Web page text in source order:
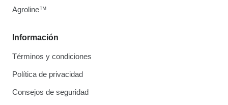
Información
Términos y condiciones
Política de privacidad
Consejos de seguridad
Agroline™